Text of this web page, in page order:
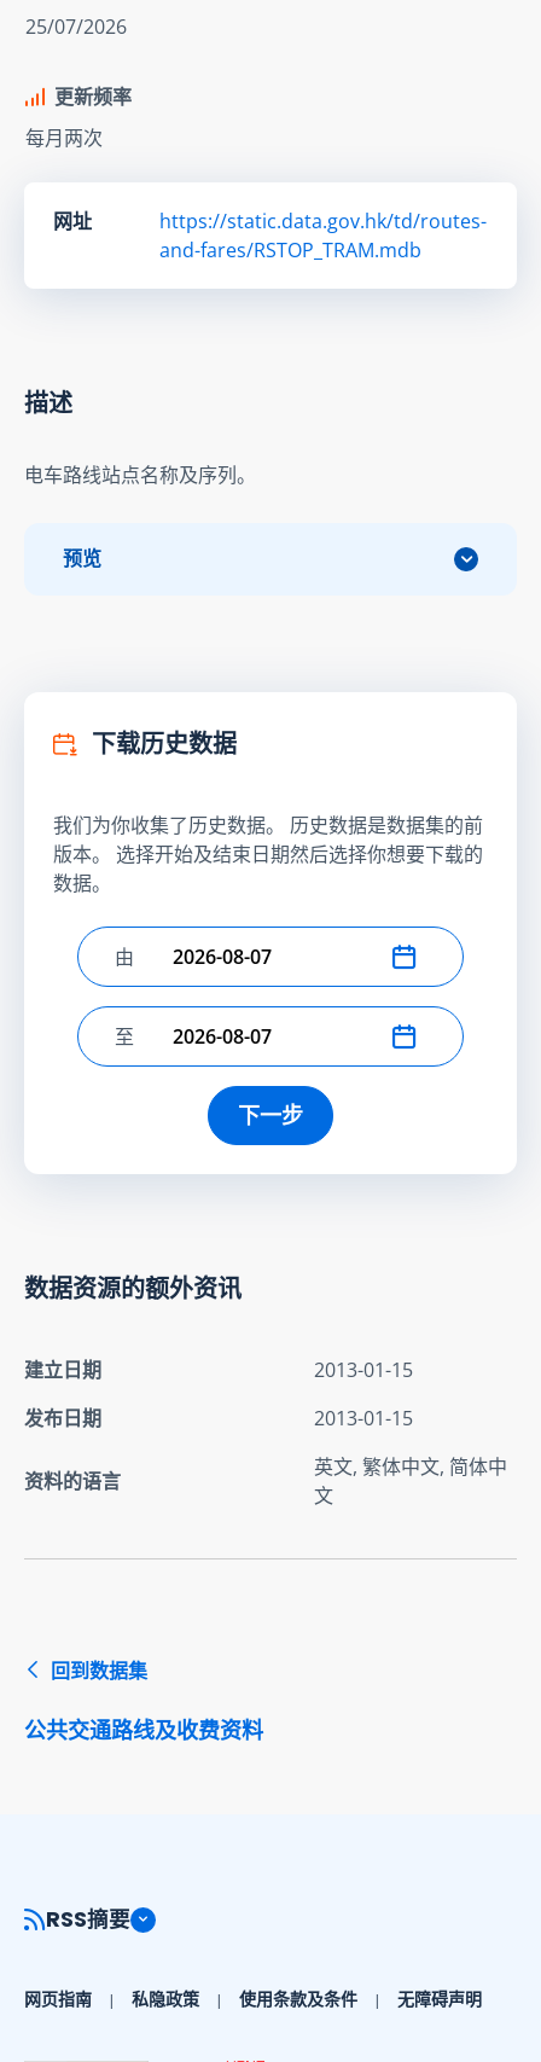
25/07/2026
更新频率
每月两次
网址
https://static.data.gov.hk/td/routes-
and-fares/RSTOP_TRAM.mdb
描述
电车路线站点名称及序列。
预览
下载历史数据
我们为你收集了历史数据。 历史数据是数据集的前
版本。 选择开始及结束日期然后选择你想要下载的
数据。
选择开始日期
由
选择结束日期
至
下一步
数据资源的额外资讯
建立日期
2013-01-15
发布日期
2013-01-15
资料的语言
英文, 繁体中文, 简体中
文
回到数据集
公共交通路线及收费资料
RSS摘要
网页指南 私隐政策 使用条款及条件 无障碍声明